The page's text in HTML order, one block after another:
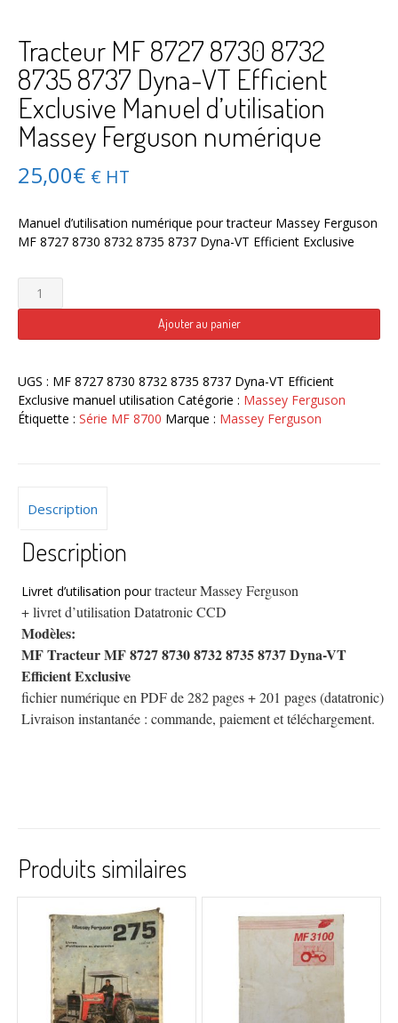
Tracteur MF 8727 8730 8732
8735 8737 Dyna-VT Efficient
Exclusive Manuel d’utilisation
Massey Ferguson numérique
25,00€ € HT
Manuel d’utilisation numérique pour tracteur Massey Ferguson
MF 8727 8730 8732 8735 8737 Dyna-VT Efficient Exclusive
quantité
de
MF
8730
8732
8735
Exclusive
d'utilisation
Massey
Ferguson
numérique
Ajouter au panier
UGS : MF 8727 8730 8732 8735 8737 Dyna-VT Efficient
Exclusive manuel utilisation Catégorie : Massey Ferguson
Étiquette : Série MF 8700 Marque : Massey Ferguson
Description
Description
Livret d’utilisation pour tracteur Massey Ferguson
+ livret d’utilisation Datatronic CCD
Modèles:
MF Tracteur MF 8727 8730 8732 8735 8737 Dyna-VT
Efficient Exclusive
fichier numérique en PDF de 282 pages + 201 pages (datatronic)
Livraison instantanée : commande, paiement et téléchargement.
Produits similaires